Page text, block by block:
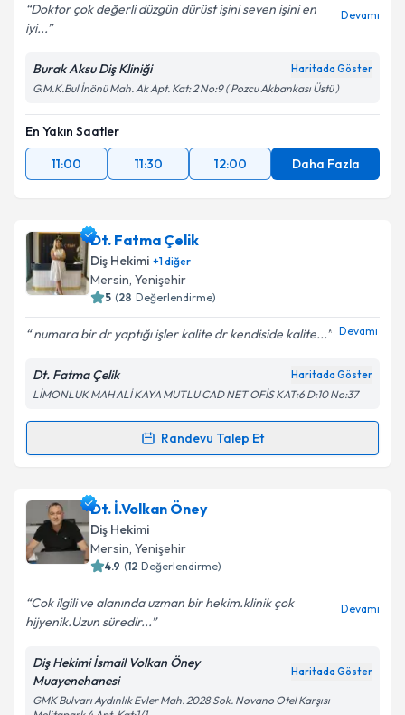
Doktor çok değerli düzgün dürüst işini seven işini en
iyi...
Devamı
Burak Aksu Diş Kliniği Haritada Göster
G.M.K.Bul İnönü Mah. Ak Apt. Kat: 2 No:9 ( Pozcu Akbankası Üstü )
En Yakın Saatler
11:00
11:30 12:00 Daha Fazla
Dt. Fatma Çelik
Diş Hekimi +1diğer
Mersin, Yenişehir
5 (28 Değerlendirme)
numara bir dr yaptığı işler kalite dr kendiside kalite... Devamı
Dt. Fatma Çelik Haritada Göster
LİMONLUK MAH ALİ KAYA MUTLU CAD NET OFİS KAT:6 D:10 No:37
Randevu Talep Et
Randevu Takvimi Talebi
Dt. Fatma Çelikiçin randevu takvimi talebi oluşturun.
Size bu uzmandan randevu almanız için bir takvim
hazırlandığında e-posta ile bilgilendireceğiz.
Kişisel verilerimin işlenmesine ilişkin
Aydınlatma
Metni'ni okudum ve kişisel verilerimin belirtilen
kapsamda işlenmesini kabul ediyorum.
Dt. İ.Volkan Öney
Diş Hekimi
Mersin, Yenişehir
4.9 (12 Değerlendirme)
Cok ilgili ve alanında uzman bir hekim.klinik çok
hijyenik.Uzun süredir...
Devamı
Diş Hekimi İsmail Volkan Öney
Muayenehanesi
Haritada Göster
GMK Bulvarı Aydınlık Evler Mah. 2028 Sok. Novano Otel Karşısı